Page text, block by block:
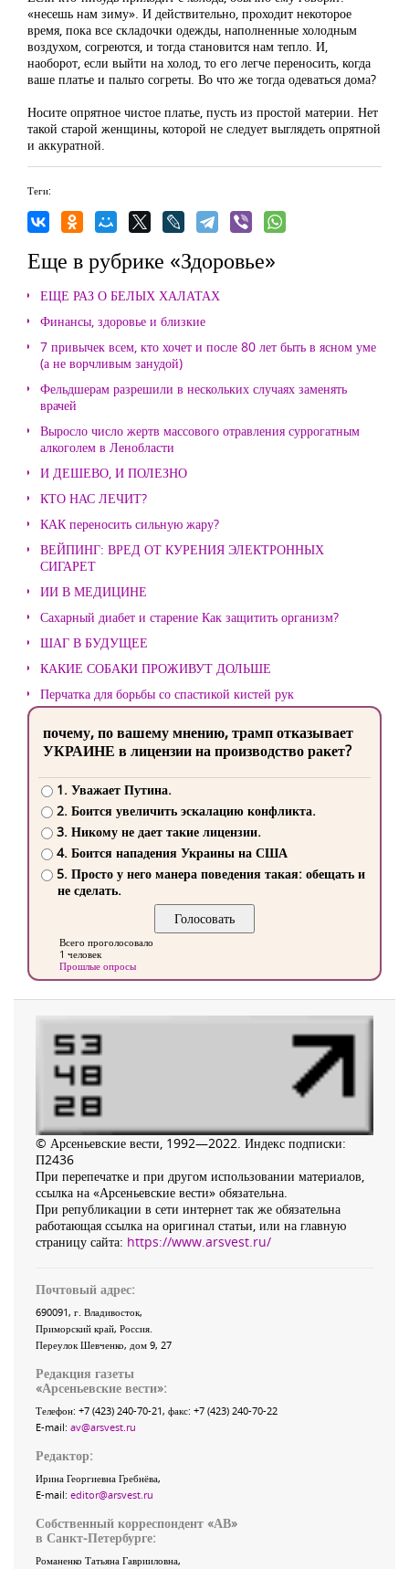
«несешь нам зиму». И действительно, проходит некоторое
время, пока все складочки одежды, наполненные холодным
воздухом, согреются, и тогда становится нам тепло. И,
наоборот, если выйти на холод, то его легче переносить, когда
ваше платье и пальто согреты. Во что же тогда одеваться дома?
Носите опрятное чистое платье, пусть из простой материи. Нет
такой старой женщины, которой не следует выглядеть опрятной
и аккуратной.
Теги:
Еще в рубрике «Здоровье»
ЕЩЕ РАЗ О БЕЛЫХ ХАЛАТАХ
Финансы, здоровье и близкие
7 привычек всем, кто хочет и после 80 лет быть в ясном уме
(а не ворчливым занудой)
Фельдшерам разрешили в нескольких случаях заменять
врачей
Выросло число жертв массового отравления суррогатным
алкоголем в Ленобласти
И ДЕШЕВО, И ПОЛЕЗНО
КТО НАС ЛЕЧИТ?
КАК переносить сильную жару?
ВЕЙПИНГ: ВРЕД ОТ КУРЕНИЯ ЭЛЕКТРОННЫХ
СИГАРЕТ
ИИ В МЕДИЦИНЕ
Сахарный диабет и старение Как защитить организм?
ШАГ В БУДУЩЕЕ
КАКИЕ СОБАКИ ПРОЖИВУТ ДОЛЬШЕ
Перчатка для борьбы со спастикой кистей рук
почему, по вашему мнению, трамп отказывает
УКРАИНЕ в лицензии на производство ракет?
1. Уважает Путина.
2. Боится увеличить эскалацию конфликта.
3. Никому не дает такие лицензии.
4. Боится нападения Украины на США
5. Просто у него манера поведения такая: обещать и
не сделать.
Всего проголосовало
1 человек
Прошлые опросы
© Арсеньевские вести, 1992—2022. Индекс подписки:
П2436
При перепечатке и при другом использовании материалов,
ссылка на «Арсеньевские вести» обязательна.
При републикации в сети интернет так же обязательна
работающая ссылка на оригинал статьи, или на главную
страницу сайта: https://www.arsvest.ru/
Почтовый адрес:
690091, г. Владивосток,
Приморский край, Россия
Переулок Шевченко, дом 9, 27
Редакция газеты
«Арсеньевские вести»:
Телефон: +7 (423) 240-70-21, факс: +7 (423) 240-70-22
E-mail: av@arsvest.ru
Редактор:
Ирина Георгиевна Гребнёва,
E-mail: editor@arsvest.ru
Собственный корреспондент «АВ»
в Санкт-Петербурге:
Романенко Татьяна Гаврииловна,